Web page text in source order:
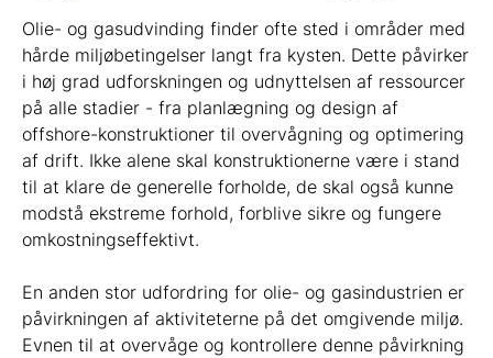
Olie- og gasudvinding finder ofte sted i områder med
hårde miljøbetingelser langt fra kysten. Dette påvirker
i høj grad udforskningen og udnyttelsen af ressourcer
på alle stadier - fra planlægning og design af
offshore-konstruktioner til overvågning og optimering
af drift. Ikke alene skal konstruktionerne være i stand
til at klare de generelle forholde, de skal også kunne
modstå ekstreme forhold, forblive sikre og fungere
omkostningseffektivt.
En anden stor udfordring for olie- og gasindustrien er
påvirkningen af aktiviteterne på det omgivende miljø.
Evnen til at overvåge og kontrollere denne påvirkning